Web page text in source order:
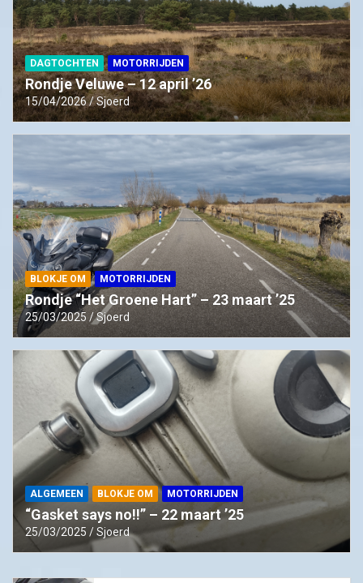
DAGTOCHTEN MOTORRIJDEN
Rondje Veluwe – 12 april ’26
15/04/2026 Sjoerd
BLOKJE OM MOTORRIJDEN
Rondje “Het Groene Hart” – 23 maart ’25
25/03/2025 Sjoerd
ALGEMEEN BLOKJE OM MOTORRIJDEN
“Gasket says no!!” – 22 maart ’25
25/03/2025 Sjoerd